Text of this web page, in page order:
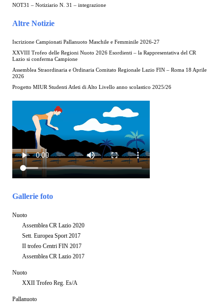
NOT31 – Notiziario N. 31 – integrazione
Altre Notizie
Iscrizione Campionati Pallanuoto Maschile e Femminile 2026-27
XXVIII Trofeo delle Regioni Nuoto 2026 Esordienti – la Rappresentativa del CR
Lazio si conferma Campione
Assemblea Straordinaria e Ordinaria Comitato Regionale Lazio FIN – Roma 18 Aprile
2026
Progetto MIUR Studenti Atleti di Alto Livello anno scolastico 2025/26
Gallerie foto
Nuoto
Assemblea CR Lazio 2020
Sett. Europea Sport 2017
II trofeo Centri FIN 2017
Assemblea CR Lazio 2017
Nuoto
XXII Trofeo Reg. Es/A
Pallanuoto